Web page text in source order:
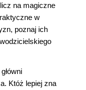
na magiczne
w
poznaj ich
Któż lepiej zna